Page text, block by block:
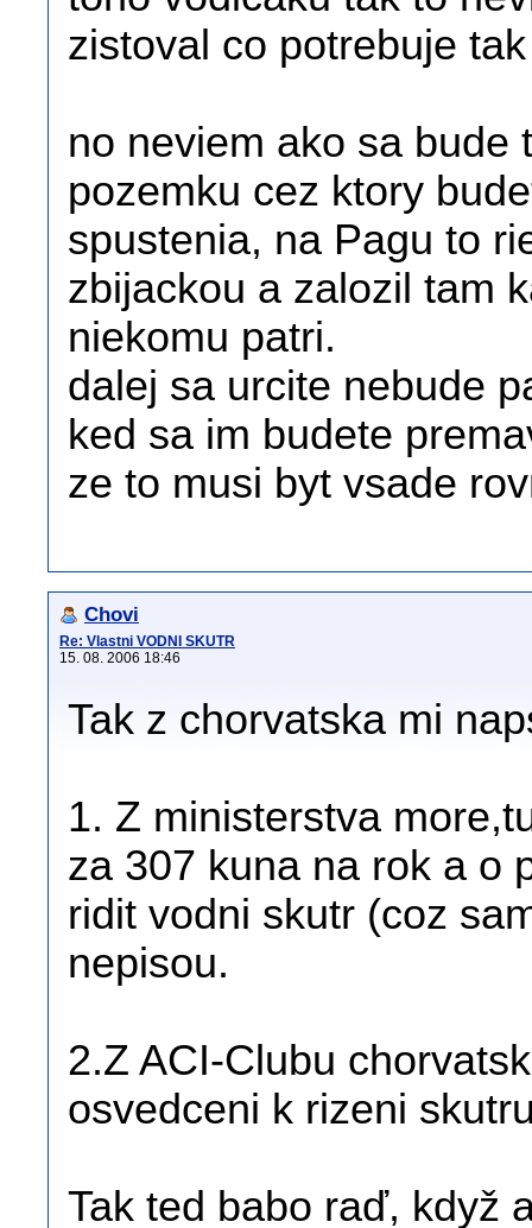
zistoval co potrebuje
no neviem ako sa bude
pozemku cez ktory
spustenia, na Pagu to
zbijackou a zalozil tam
niekomu patri.
dalej sa urcite nebude
ked sa im budete
ze to musi byt vsade
Chovi
Re: Vlastni VODNI SKUTR
15. 08. 2006 18:46
Tak z chorvatska mi
1. Z ministerstva
za 307 kuna na rok a o
ridit vodni skutr (coz
nepisou.
2.Z ACI-Clubu
osvedceni k rizeni
Tak ted babo raď, když